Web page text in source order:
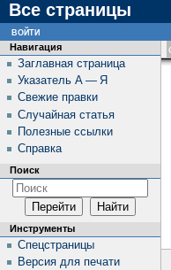
Все страницы
Навигация
Заглавная страница
Указатель А — Я
Свежие правки
Случайная статья
Полезные ссылки
Справка
Поиск
Инструменты
Спецстраницы
Версия для печати
войти